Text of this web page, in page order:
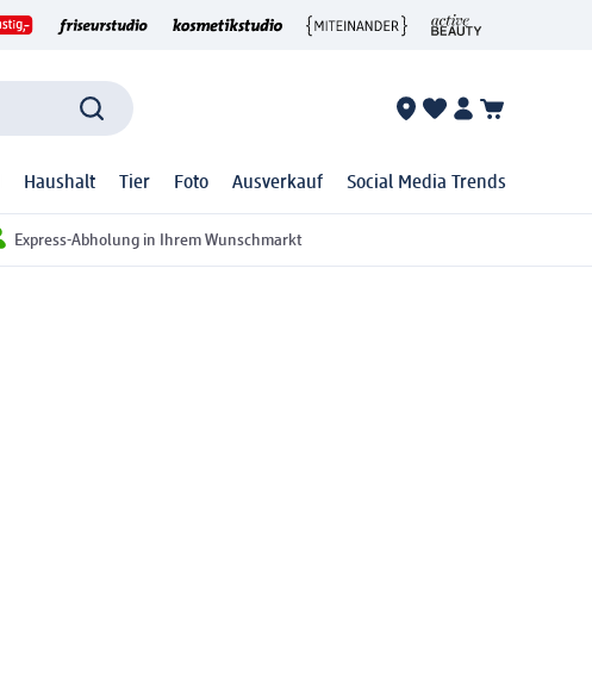
Haushalt Tier Foto Ausverkauf Social Media Trends
Express-Abholung in Ihrem Wunschmarkt